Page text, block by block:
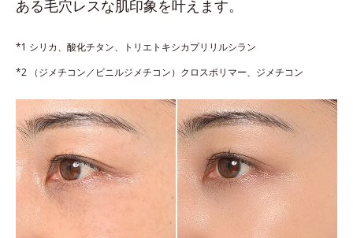
ある毛穴レスな肌印象を叶えます。
*1 シリカ、酸化チタン、トリエトキシカプリリルシラン
*2 （ジメチコン／ビニルジメチコン）クロスポリマー、ジメチコン